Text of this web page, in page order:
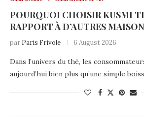
POURQUOI CHOISIR KUSMI
RAPPORT À D’AUTRES
par Paris Frivole 6 August 2026
Dans l’univers du thé, les
aujourd’hui bien plus qu’une simple